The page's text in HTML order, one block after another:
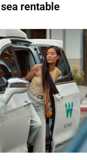
rentable